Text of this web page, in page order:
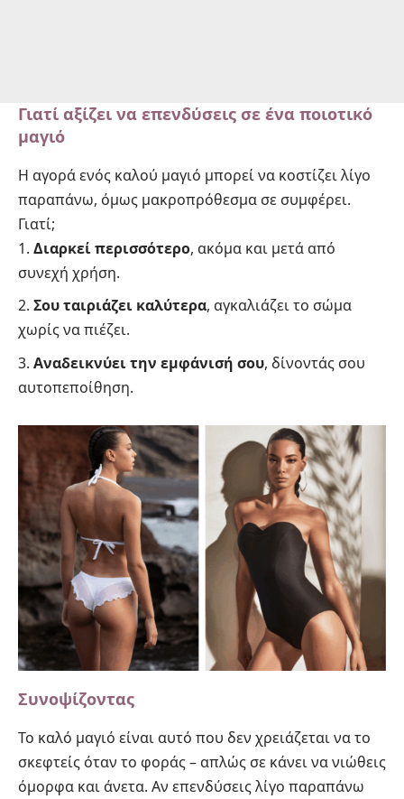
Γιατί αξίζει να επενδύσεις σε ένα ποιοτικό
μαγιό
Η αγορά ενός καλού μαγιό μπορεί να κοστίζει λίγο
παραπάνω, όμως μακροπρόθεσμα σε συμφέρει.
Γιατί;
Διαρκεί περισσότερο, ακόμα και μετά από
συνεχή χρήση.
Σου ταιριάζει καλύτερα, αγκαλιάζει το σώμα
χωρίς να πιέζει.
Αναδεικνύει την εμφάνισή σου, δίνοντάς σου
αυτοπεποίθηση.
Συνοψίζοντας
Το καλό μαγιό είναι αυτό που δεν χρειάζεται να το
σκεφτείς όταν το φοράς – απλώς σε κάνει να νιώθεις
όμορφα και άνετα. Αν επενδύσεις λίγο παραπάνω